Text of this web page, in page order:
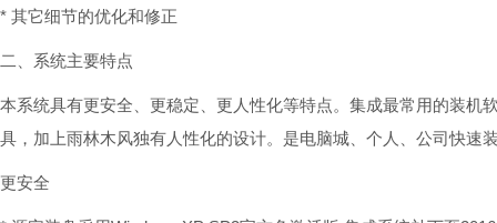
* 其它细节的优化和修正
二、系统主要特点
本系统具有更安全、更稳定、更人性化等特点。集成最常用的装机
具，加上雨林木风独有人性化的设计。是电脑城、个人、公司快速
更安全